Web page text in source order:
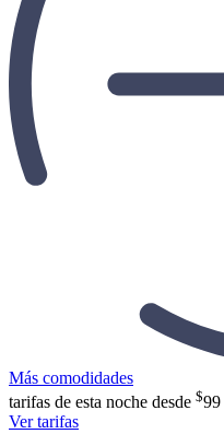
Más comodidades
tarifas de esta noche desde $99
Ver tarifas